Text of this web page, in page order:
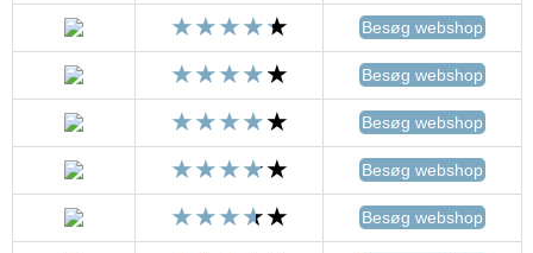
Besøg webshop
Besøg webshop
Besøg webshop
Besøg webshop
Besøg webshop